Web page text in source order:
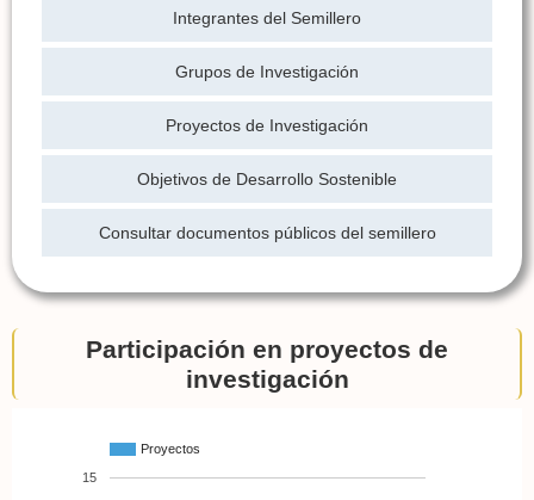
Integrantes del Semillero
Grupos de Investigación
Proyectos de Investigación
Objetivos de Desarrollo Sostenible
Consultar documentos públicos del semillero
Participación en proyectos de
investigación
Proyectos
15